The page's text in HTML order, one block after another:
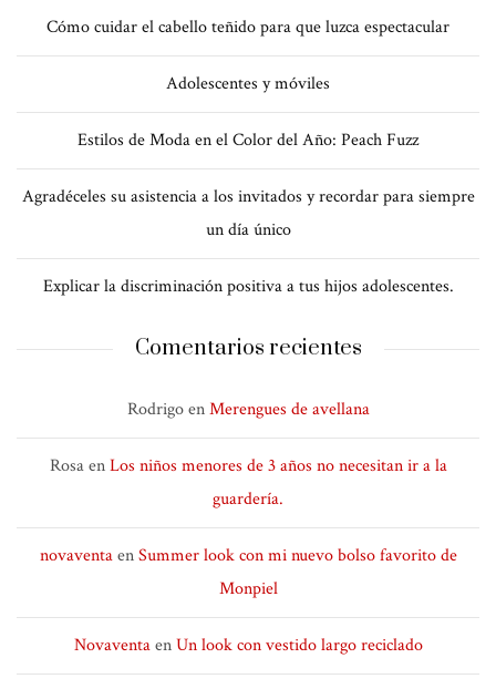
Cómo cuidar el cabello teñido para que luzca espectacular
Adolescentes y móviles
Estilos de Moda en el Color del Año: Peach Fuzz
Agradéceles su asistencia a los invitados y recordar para siempre
un día único
Explicar la discriminación positiva a tus hijos adolescentes.
Comentarios recientes
RodrigoenMerengues de avellana
RosaenLos niños menores de 3 años no necesitan ir a la
guardería.
novaventaenSummer look con mi nuevo bolso favorito de
Monpiel
NovaventaenUn look con vestido largo reciclado